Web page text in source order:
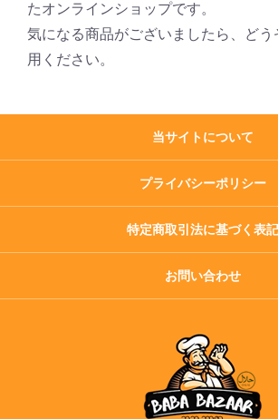
たオンラインショップです。
気になる商品がございましたら、どう
用ください。
当サイトについて
プライバシーポリシー
特定商取引法に基づく表記
お問い合わせ